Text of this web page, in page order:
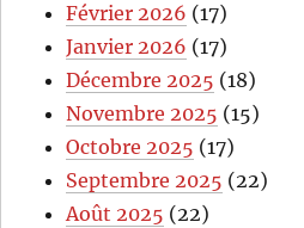
Février 2026 (17)
Janvier 2026 (17)
Décembre 2025 (18)
Novembre 2025 (15)
Octobre 2025 (17)
Septembre 2025 (22)
Août 2025 (22)